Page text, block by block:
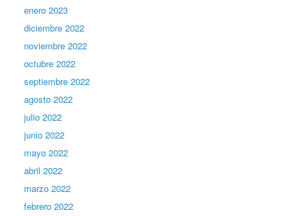
enero 2023
diciembre 2022
noviembre 2022
octubre 2022
septiembre 2022
agosto 2022
julio 2022
junio 2022
mayo 2022
abril 2022
marzo 2022
febrero 2022